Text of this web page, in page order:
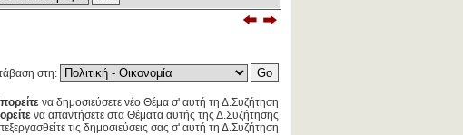
στη:
να δημοσιεύσετε νέο Θέμα σ' αυτή τη Δ.Συζήτηση
να απαντήσετε στα Θέματα αυτής της Δ.Συζήτησης
τις δημοσιεύσεις σας σ' αυτή τη Δ.Συζήτηση